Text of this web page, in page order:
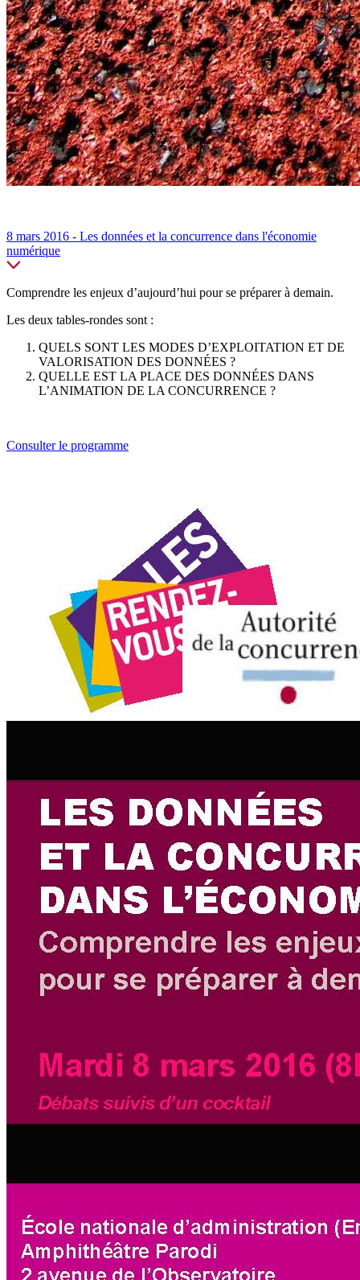
8 mars 2016 - Les données et la concurrence dans l'économie
numérique
Comprendre les enjeux d’aujourd’hui pour se préparer à demain.
Les deux tables-rondes sont :
QUELS SONT LES MODES D’EXPLOITATION ET DE
VALORISATION DES DONNÉES ?
QUELLE EST LA PLACE DES DONNÉES DANS
L’ANIMATION DE LA CONCURRENCE ?
Consulter le programme